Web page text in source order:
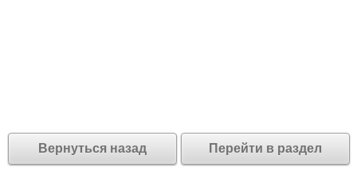
Вернуться назад Перейти в раздел